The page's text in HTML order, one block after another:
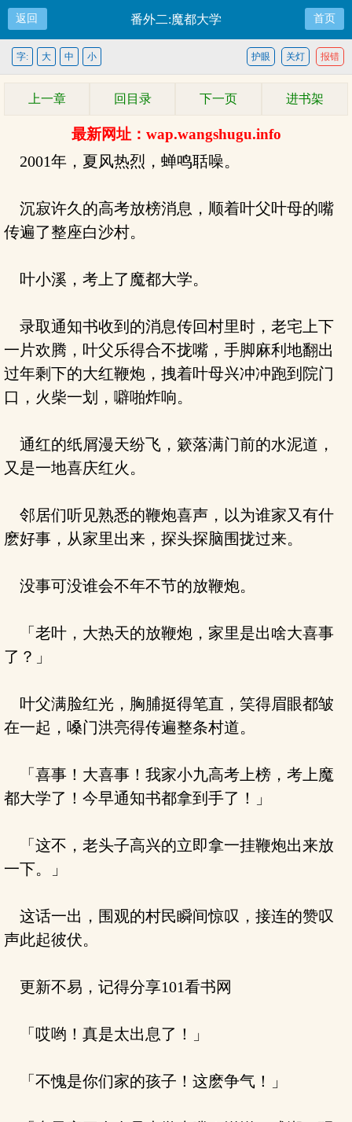
返回 番外二:魔都大学 首页
报错
关灯
护眼
字: 大 中 小
上一章 回目录 下一页 进书架
最新网址：wap.wangshugu.info
2001年，夏风热烈，蝉鸣聒噪。
沉寂许久的高考放榜消息，顺着叶父叶母的嘴
传遍了整座白沙村。
叶小溪，考上了魔都大学。
录取通知书收到的消息传回村里时，老宅上下
一片欢腾，叶父乐得合不拢嘴，手脚麻利地翻出
过年剩下的大红鞭炮，拽着叶母兴冲冲跑到院门
口，火柴一划，噼啪炸响。
通红的纸屑漫天纷飞，簌落满门前的水泥道，
又是一地喜庆红火。
邻居们听见熟悉的鞭炮喜声，以为谁家又有什
麽好事，从家里出来，探头探脑围拢过来。
没事可没谁会不年不节的放鞭炮。
「老叶，大热天的放鞭炮，家里是出啥大喜事
了？」
叶父满脸红光，胸脯挺得笔直，笑得眉眼都皱
在一起，嗓门洪亮得传遍整条村道。
「喜事！大喜事！我家小九高考上榜，考上魔
都大学了！今早通知书都拿到手了！」
「这不，老头子高兴的立即拿一挂鞭炮出来放
一下。」
这话一出，围观的村民瞬间惊叹，接连的赞叹
声此起彼伏。
更新不易，记得分享101看书网
「哎哟！真是太出息了！」
「不愧是你们家的孩子！这麽争气！」